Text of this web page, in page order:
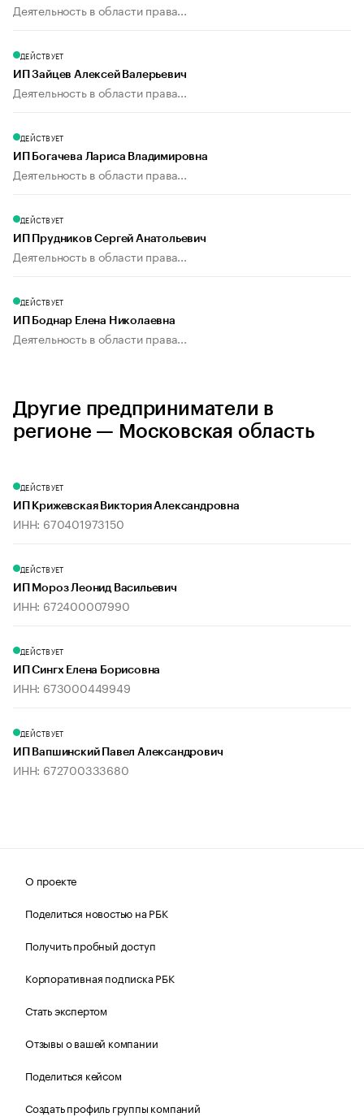
Деятельность в области права...
ДЕЙСТВУЕТ
ИП Зайцев Алексей Валерьевич
Деятельность в области права...
ДЕЙСТВУЕТ
ИП Богачева Лариса Владимировна
Деятельность в области права...
ДЕЙСТВУЕТ
ИП Прудников Сергей Анатольевич
Деятельность в области права...
ДЕЙСТВУЕТ
ИП Боднар Елена Николаевна
Деятельность в области права...
Другие предприниматели в
регионе — Московская область
ДЕЙСТВУЕТ
ИП Крижевская Виктория Александровна
ИНН: 670401973150
ДЕЙСТВУЕТ
ИП Мороз Леонид Васильевич
ИНН: 672400007990
ДЕЙСТВУЕТ
ИП Сингх Елена Борисовна
ИНН: 673000449949
ДЕЙСТВУЕТ
ИП Вапшинский Павел Александрович
ИНН: 672700333680
О проекте
Поделиться новостью на РБК
Получить пробный доступ
Корпоративная подписка РБК
Стать экспертом
Отзывы о вашей компании
Поделиться кейсом
Создать профиль группы компаний